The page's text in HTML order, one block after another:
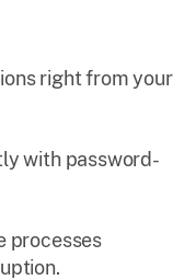
right from your
with password-
processes